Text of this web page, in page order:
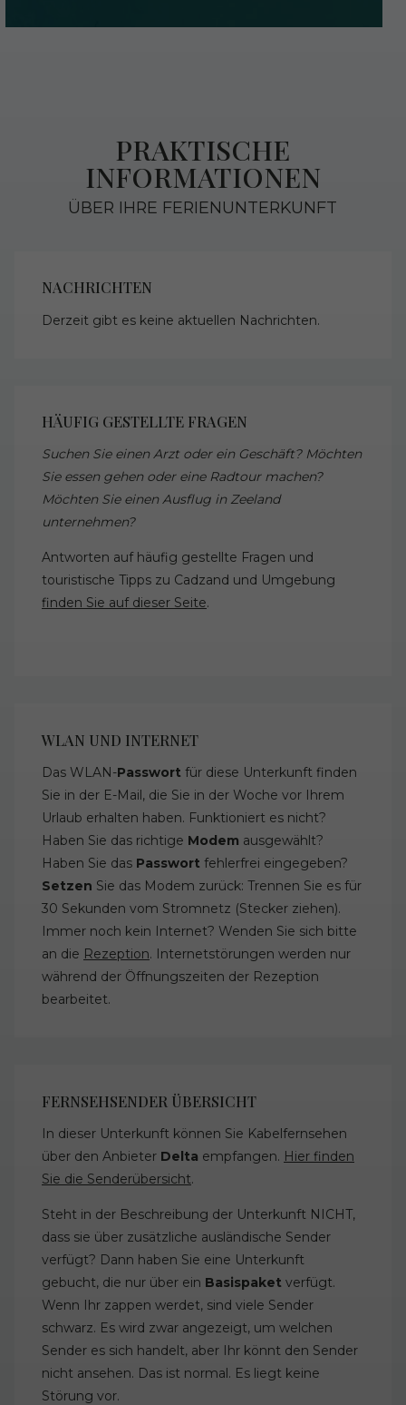
PRAKTISCHE
INFORMATIONEN
ÜBER IHRE FERIENUNTERKUNFT
NACHRICHTEN
Derzeit gibt es keine aktuellen Nachrichten.
HÄUFIG GESTELLTE FRAGEN
Suchen Sie einen Arzt oder ein Geschäft? Möchten
Sie essen gehen oder eine Radtour machen?
Möchten Sie einen Ausflug in Zeeland
unternehmen?
Antworten auf häufig gestellte Fragen und
touristische Tipps zu Cadzand und Umgebung
finden Sie auf dieser Seite.
WLAN UND INTERNET
Das WLAN-Passwort für diese Unterkunft finden
Sie in der E-Mail, die Sie in der Woche vor Ihrem
Urlaub erhalten haben. Funktioniert es nicht?
Haben Sie das richtige Modem ausgewählt?
Haben Sie das Passwort fehlerfrei eingegeben?
Setzen Sie das Modem zurück: Trennen Sie es für
30 Sekunden vom Stromnetz (Stecker ziehen).
Immer noch kein Internet? Wenden Sie sich bitte
an die Rezeption. Internetstörungen werden nur
während der Öffnungszeiten der Rezeption
bearbeitet.
FERNSEHSENDER ÜBERSICHT
In dieser Unterkunft können Sie Kabelfernsehen
über den Anbieter Delta empfangen. Hier finden
Sie die Senderübersicht.
Steht in der Beschreibung der Unterkunft NICHT,
dass sie über zusätzliche ausländische Sender
verfügt? Dann haben Sie eine Unterkunft
gebucht, die nur über ein Basispaket verfügt.
Wenn Ihr zappen werdet, sind viele Sender
schwarz. Es wird zwar angezeigt, um welchen
Sender es sich handelt, aber Ihr könnt den Sender
nicht ansehen. Das ist normal. Es liegt keine
Störung vor.